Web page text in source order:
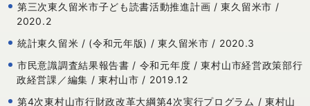
第三次東久留米市子ども読書活動推進計画 / 東久留米市 /
2020.2
統計東久留米 / (令和元年版) / 東久留米市 / 2020.3
市民意識調査結果報告書 / 令和元年度 / 東村山市経営政策部行
政経営課／編集 / 東村山市 / 2019.12
第4次東村山市行財政改革大綱第4次実行プログラム / 東村山